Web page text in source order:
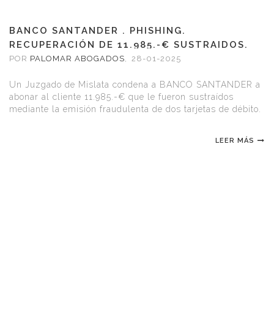
BANCO SANTANDER . PHISHING.
RECUPERACIÓN DE 11.985.-€ SUSTRAIDOS.
POR PALOMAR ABOGADOS, 28-01-2025
Un Juzgado de Mislata condena a BANCO SANTANDER a
abonar al cliente 11.985.-€ que le fueron sustraídos
mediante la emisión fraudulenta de dos tarjetas de débito.
LEER MÁS